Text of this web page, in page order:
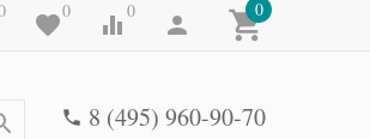
0 0 0
8 (495) 960-90-70